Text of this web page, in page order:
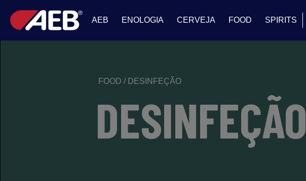
AEB ENOLOGIA CERVEJA FOOD SPIRITS
FOOD / DESINFEÇÃO
DESINFEÇÃO